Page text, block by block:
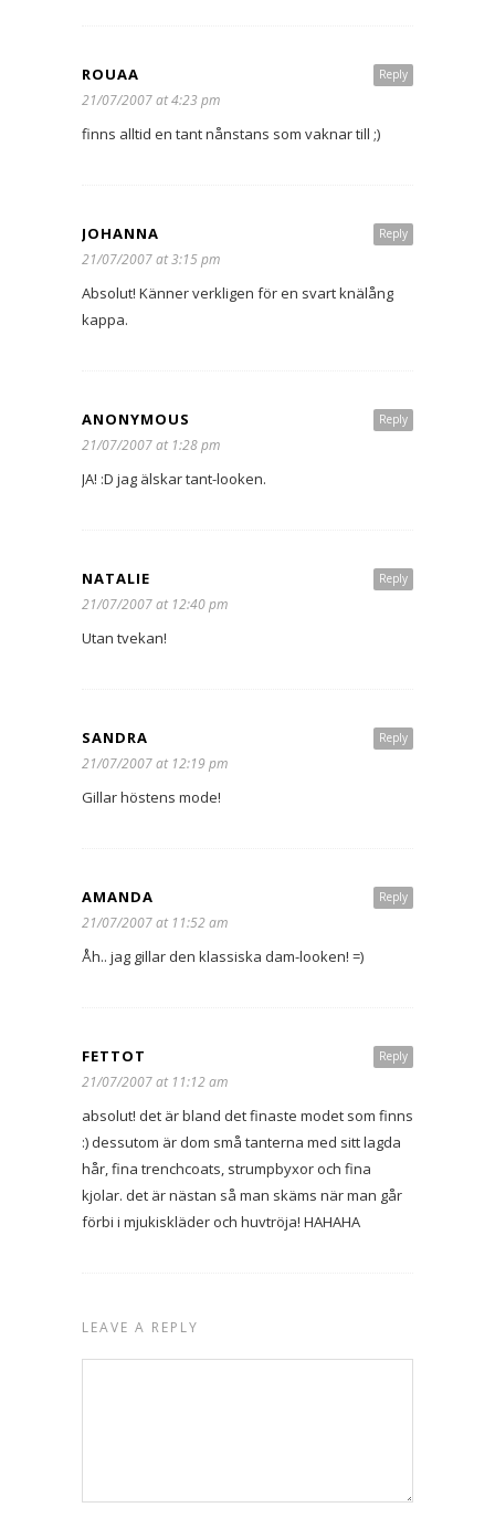
Reply
ROUAA
21/07/2007 at 4:23 pm
finns alltid en tant nånstans som vaknar till ;)
Reply
JOHANNA
21/07/2007 at 3:15 pm
Absolut! Känner verkligen för en svart knälång
kappa.
Reply
ANONYMOUS
21/07/2007 at 1:28 pm
JA! :D jag älskar tant-looken.
Reply
NATALIE
21/07/2007 at 12:40 pm
Utan tvekan!
Reply
SANDRA
21/07/2007 at 12:19 pm
Gillar höstens mode!
Reply
AMANDA
21/07/2007 at 11:52 am
Åh.. jag gillar den klassiska dam-looken! =)
Reply
FETTOT
21/07/2007 at 11:12 am
absolut! det är bland det finaste modet som finns
:) dessutom är dom små tanterna med sitt lagda
hår, fina trenchcoats, strumpbyxor och fina
kjolar. det är nästan så man skäms när man går
förbi i mjukiskläder och huvtröja! HAHAHA
LEAVE A REPLY